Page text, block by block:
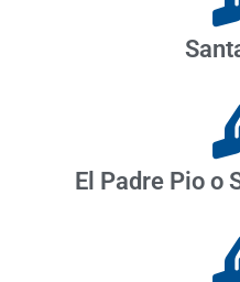
El Padre Pio o